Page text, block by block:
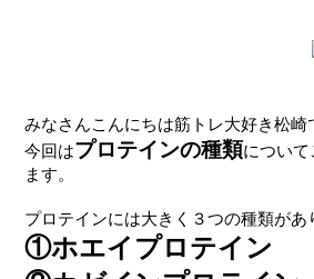
みなさんこんにちは筋トレ大好き松崎
今回はプロテインの種類につい
ます。
プロテインには大きく３つの種類があ
①ホエイプロテイン